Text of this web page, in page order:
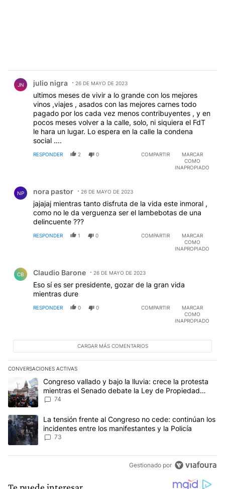
JN julio nigra 26 DE MAYO DE 2023
ultimos meses de vivir a lo grande con los mejores
vinos ,viajes , asados con las mejores carnes todo
pagado por los cada vez menos contribuyentes , y en
pocos meses volver a la calle, solo, ni siquiera el FdT
le hara un lugar. Lo espera en la calle la condena
social ....
RESPONDER 2 0 COMPARTIR
MARCAR
COMO
INAPROPIADO
NP nora pastor 26 DE MAYO DE 2023
jajajaj mientras tanto disfruta de la vida este inmoral ,
como no le da verguenza ser el lambebotas de una
delincuente ???
RESPONDER 1 0 COMPARTIR
MARCAR
COMO
INAPROPIADO
CB Claudio Barone 26 DE MAYO DE 2023
Eso sí es ser presidente, gozar de la gran vida
mientras dure
RESPONDER 0 0 COMPARTIR
MARCAR
COMO
INAPROPIADO
CARGAR MÁS COMENTARIOS
CONVERSACIONES ACTIVAS
Este listado muestra los artículos con más comentarios en los
Un artículo de tendencia con el título "Congreso vallado y bajo
Congreso vallado y bajo la lluvia: crece la protesta
mientras el Senado debate la Ley de Propiedad
Privada
74
Un artículo de tendencia con el título "La tensión frente al
La tensión frente al Congreso no cede: continúan los
incidentes entre los manifestantes y la Policía
73
Gestionado por